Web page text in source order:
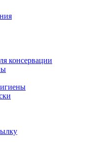
консервации